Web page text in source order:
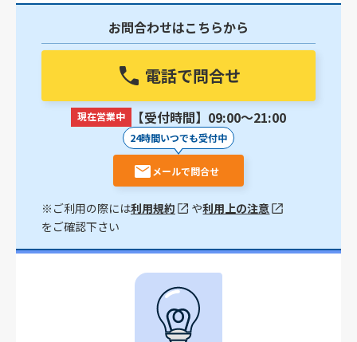
お問合わせはこちらから
電話で問合せ
現在営業中 【受付時間】09:00〜21:00
24時間いつでも受付中
メールで問合せ
※ご利用の際には利用規約 や利用上の注意
をご確認下さい